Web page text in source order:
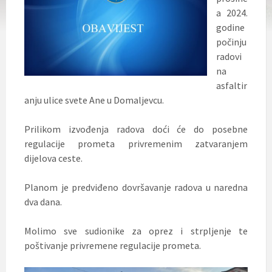
a 2024.
godine
počinju
radovi
na
asfaltir
anju ulice svete Ane u Domaljevcu.
Prilikom izvođenja radova doći će do posebne
regulacije prometa privremenim zatvaranjem
dijelova ceste.
Planom je predviđeno dovršavanje radova u naredna
dva dana.
Molimo sve sudionike za oprez i strpljenje te
poštivanje privremene regulacije prometa.